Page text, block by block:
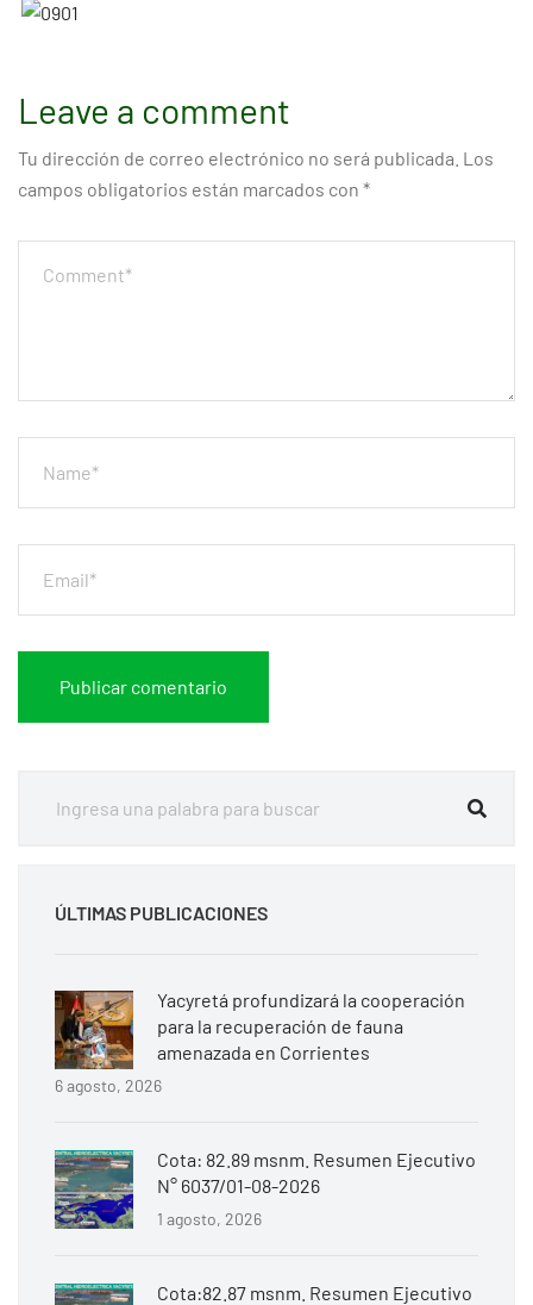
Leave a comment
Tu dirección de correo electrónico no será publicada. Los
campos obligatorios están marcados con *
ÚLTIMAS PUBLICACIONES
Yacyretá profundizará la cooperación
para la recuperación de fauna
amenazada en Corrientes
6 agosto, 2026
Cota: 82.89 msnm. Resumen Ejecutivo
N° 6037/01-08-2026
1 agosto, 2026
Cota:82.87 msnm. Resumen Ejecutivo